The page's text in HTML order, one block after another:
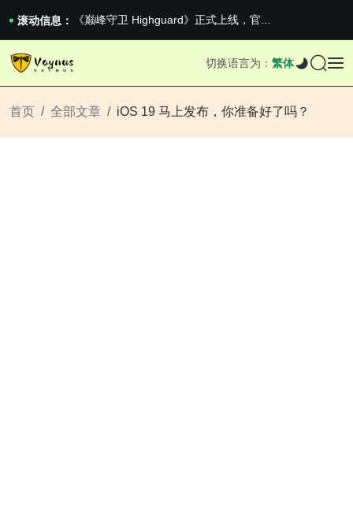
滚动信息：
《巅峰守卫 Highguard》正式上线，官...
男生找对象最重要的是什么？太真实了
2026澳网男单收官：全满贯对上全满亚，德约...
切换语言为： 繁体
首页 全部文章 iOS 19 马上发布，你准备好了吗？